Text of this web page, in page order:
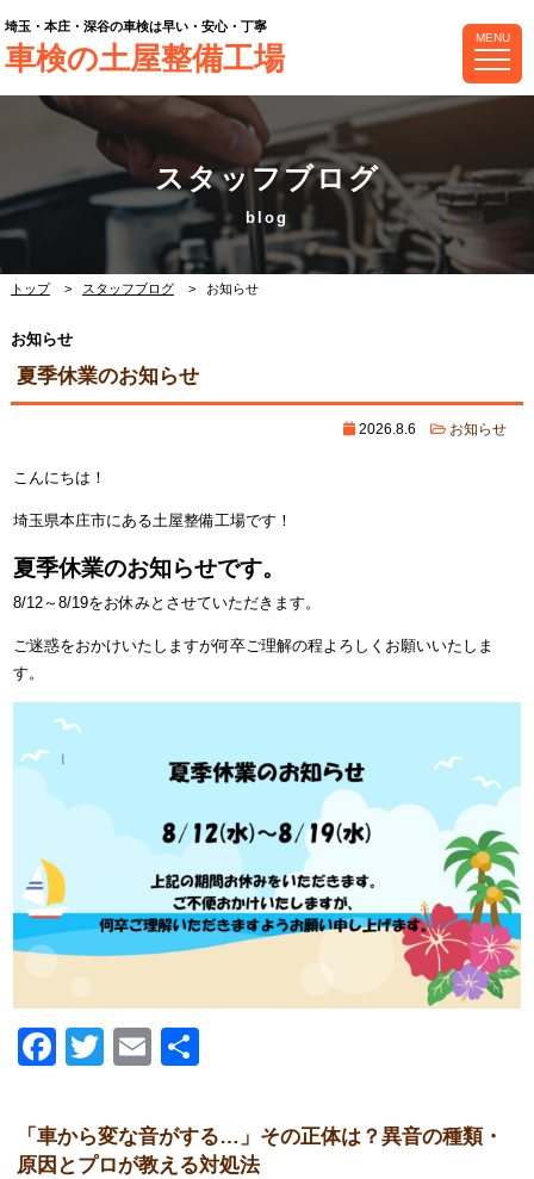
埼玉・本庄・深谷の車検は早い・安心・丁寧
車検の土屋整備工場
MENU
スタッフブログ
トップ スタッフブログ お知らせ
お知らせ
夏季休業のお知らせ
2026.8.6 お知らせ
こんにちは！
埼玉県本庄市にある土屋整備工場です！
夏季休業のお知らせです。
8/12～8/19をお休みとさせていただきます。
ご迷惑をおかけいたしますが何卒ご理解の程よろしくお願いいたしま
す。
Facebook
TwitterEmail
「車から変な音がする…」その正体は？異音の種類・
原因とプロが教える対処法